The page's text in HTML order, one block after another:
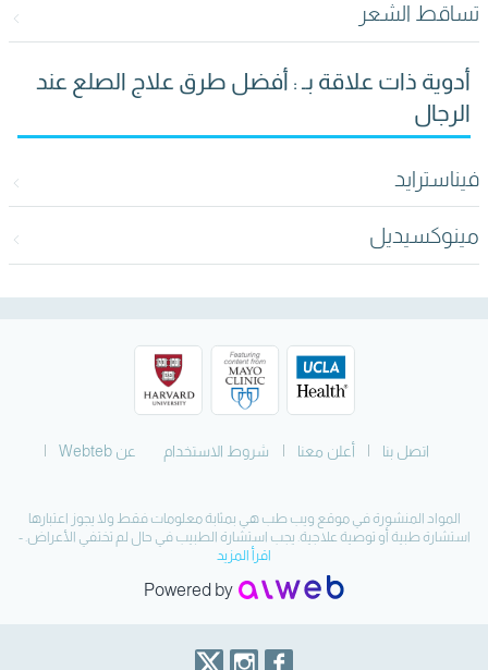
تساقط الشعر
أدوية ذات علاقة بـ : أفضل طرق علاج الصلع عند
الرجال
فيناسترايد
مينوكسيديل
اتصل بنا أعلن معنا شروط الاستخدام عن Webteb
المواد المنشورة في موقع ويب طب هي بمثابة معلومات فقط ولا يجوز اعتبارها
استشارة طبية أو توصية علاجية. يجب استشارة الطبيب في حال لم تختفي الأعراض. -
اقرأ المزيد
Powered by